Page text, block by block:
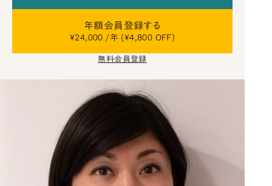
年額会員登録する
¥24,000 /年 (¥4,800 OFF)
無料会員登録